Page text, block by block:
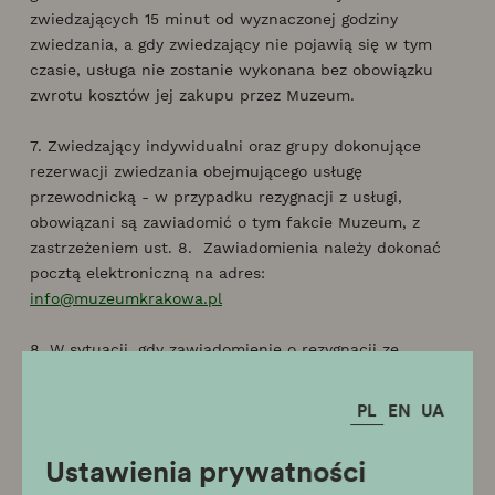
PL EN UA
Ustawienia prywatności
zwiedzających 15 minut od wyznaczonej godziny
zwiedzania, a gdy zwiedzający nie pojawią się w tym
czasie, usługa nie zostanie wykonana bez obowiązku
zwrotu kosztów jej zakupu przez Muzeum.
7. Zwiedzający indywidualni oraz grupy dokonujące
rezerwacji zwiedzania obejmującego usługę
przewodnicką - w przypadku rezygnacji z usługi,
obowiązani są zawiadomić o tym fakcie Muzeum, z
zastrzeżeniem ust. 8. Zawiadomienia należy dokonać
pocztą elektroniczną na adres:
info@muzeumkrakowa.pl
8. W sytuacji, gdy zawiadomienie o rezygnacji ze
dokonane w terminie krótszym niż 4 (cztery) dni od daty
zwiedzania Muzeum uznaje taką rezygnację za